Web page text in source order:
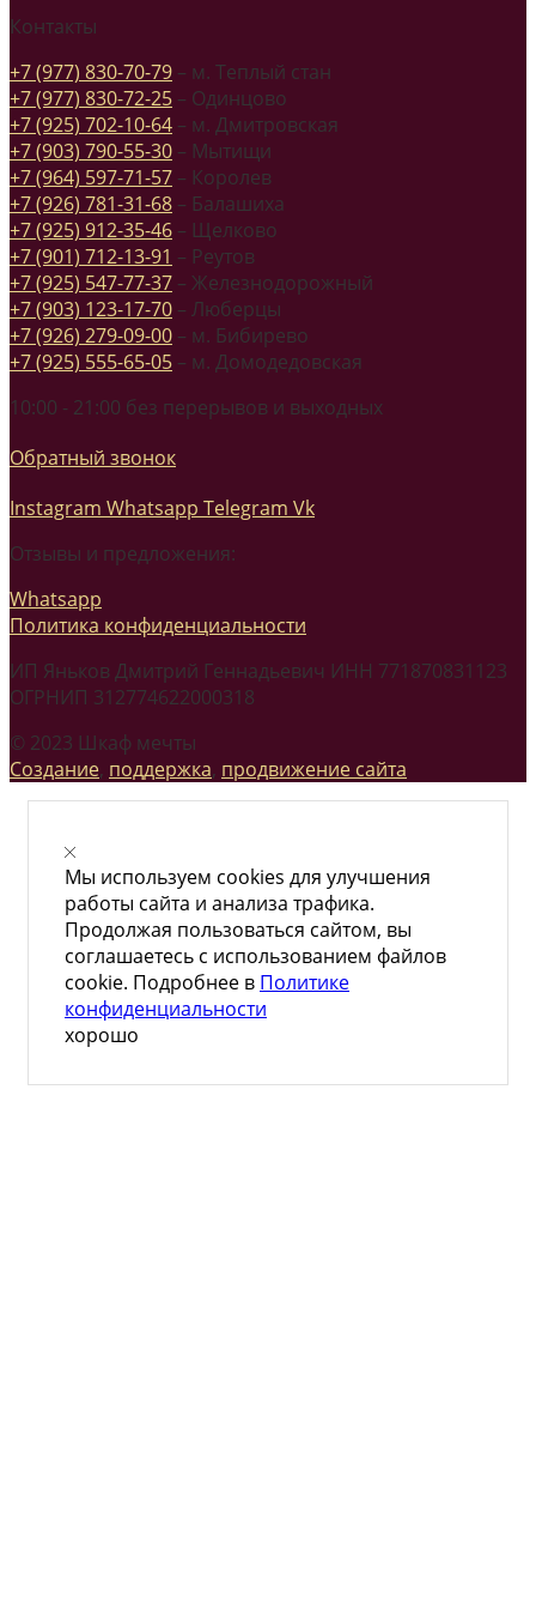
Контакты
+7 (977) 830-70-79 – м. Теплый стан
+7 (977) 830-72-25 – Одинцово
+7 (925) 702-10-64 – м. Дмитровская
+7 (903) 790-55-30 – Мытищи
+7 (964) 597-71-57 – Королев
+7 (926) 781-31-68 – Балашиха
+7 (925) 912-35-46 – Щелково
+7 (901) 712-13-91 – Реутов
+7 (925) 547-77-37 – Железнодорожный
+7 (903) 123-17-70 – Люберцы
+7 (926) 279-09-00 – м. Бибирево
+7 (925) 555-65-05 – м. Домодедовская
10:00 - 21:00 без перерывов и выходных
Обратный звонок
Instagram Whatsapp Telegram Vk
Отзывы и предложения:
Whatsapp
Политика конфиденциальности
ИП Яньков Дмитрий Геннадьевич ИНН 771870831123
ОГРНИП 312774622000318
© 2023 Шкаф мечты
Создание, поддержка, продвижение сайта
Мы используем cookies для улучшения
работы сайта и анализа трафика.
Продолжая пользоваться сайтом, вы
соглашаетесь с использованием файлов
cookie. Подробнее в Политике
конфиденциальности
хорошо